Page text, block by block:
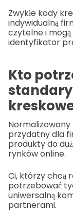
Zwykłe kody
indywidualną
czytelne i
identyfikator
Kto
Normalizowany
przydatny dla
produkty do
rynków online.
Ci, którzy chcą
potrzebować
uniwersalną
partnerami.